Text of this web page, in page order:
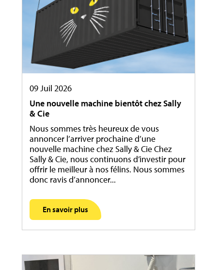
09 Juil 2026
Une nouvelle machine bientôt chez Sally
& Cie
Nous sommes très heureux de vous
annoncer l’arriver prochaine d’une
nouvelle machine chez Sally & Cie Chez
Sally & Cie, nous continuons d’investir pour
offrir le meilleur à nos félins. Nous sommes
donc ravis d’annoncer...
En savoir plus